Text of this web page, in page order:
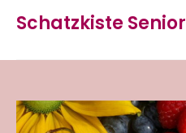
content
Schatzkiste